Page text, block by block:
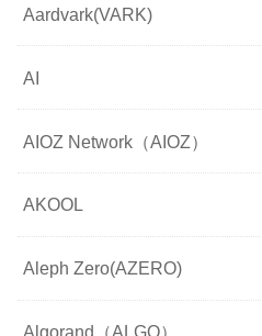
Aardvark(VARK)
AI
AIOZ Network（AIOZ）
AKOOL
Aleph Zero(AZERO)
Algorand（ALGO）